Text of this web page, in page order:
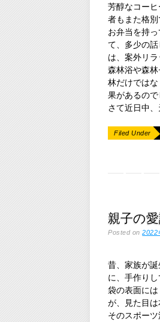
芳醇なコー
者もまた格
お弁当を持
て、多少の
は、案外リラ
森林浴や森
林だけでは
果があるので
さて近日中
Filed Under
親子の
Posted on2022
昔、家族が
に、手作り
袋の表面に
が、見た目は
そのスポー